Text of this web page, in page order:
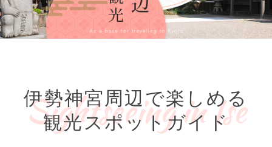
特別優待会員様 交通＋宿泊プラン
伊勢神宮周辺で楽しめる
観光スポットガイド
Sightseeing in Ise